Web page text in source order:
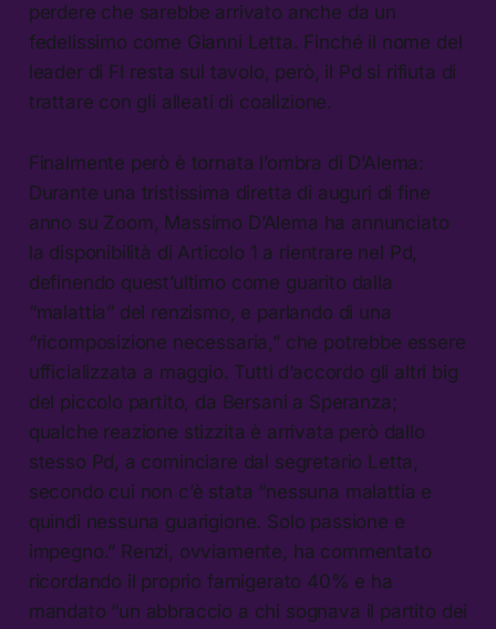
perdere che sarebbe arrivato anche da un
fedelissimo come Gianni Letta. Finché il nome del
leader di FI resta sul tavolo, però, il Pd si rifiuta di
trattare con gli alleati di coalizione.
Finalmente però è tornata l’ombra di D’Alema:
Durante una tristissima diretta di auguri di fine
anno su Zoom, Massimo D’Alema ha annunciato
la disponibilità di Articolo 1 a rientrare nel Pd,
definendo quest’ultimo come guarito dalla
“malattia” del renzismo, e parlando di una
“ricomposizione necessaria,” che potrebbe essere
ufficializzata a maggio. Tutti d’accordo gli altri big
del piccolo partito, da Bersani a Speranza;
qualche reazione stizzita è arrivata però dallo
stesso Pd, a cominciare dal segretario Letta,
secondo cui non c’è stata “nessuna malattia e
quindi nessuna guarigione. Solo passione e
impegno.” Renzi, ovviamente, ha commentato
ricordando il proprio famigerato 40% e ha
mandato “un abbraccio a chi sognava il partito dei